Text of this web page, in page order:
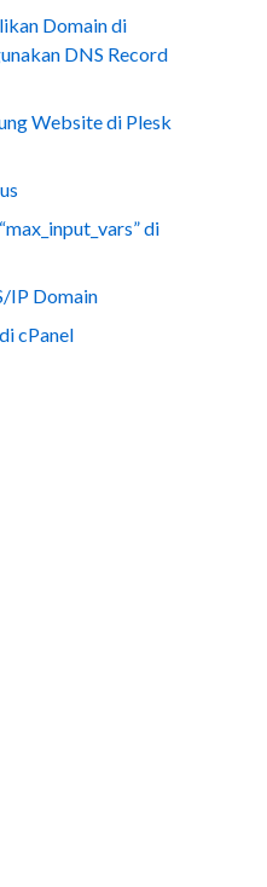
Domain di
DNS Record
Website di Plesk
di
IP Domain
cPanel